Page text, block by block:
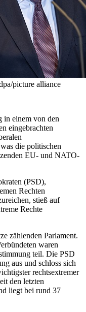
picture alliance
in einem von den
eingebrachten
die politischen
EU- und NATO-
(PSD),
Rechten
stieß auf
Rechte
zählenden Parlament.
waren
teil. Die PSD
aus und schloss sich
rechtsextremer
den letzten
liegt bei rund 37